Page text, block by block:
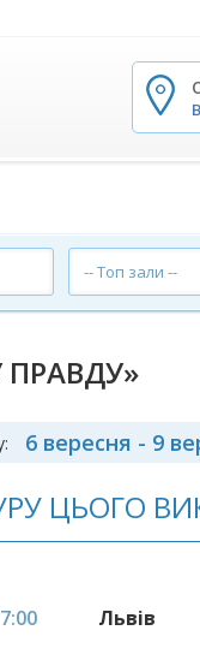
-- Топ зали --
6 вересня - 9
ЦЬОГО
Львів